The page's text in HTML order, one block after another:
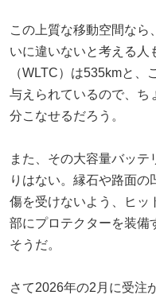
この上質な移動空間なら
いに違いないと考える人
（WLTC）は535kmと
与えられているので、ち
分こなせるだろう。
また、その大容量バッ
りはない。縁石や路面
傷を受けないよう、ヒッ
部にプロテクターを装備
そうだ。
さて2026年の2月に受注